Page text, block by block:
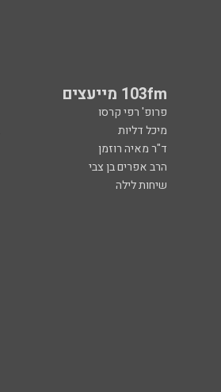
103fm מייעצים
פרופ' רפי קרסו
מיכל דליות
ד"ר מאיה רוזמן
הרב אפרים בן צבי
שיחות לילה